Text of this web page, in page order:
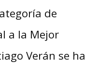
de
a la Mejor
Verán se ha